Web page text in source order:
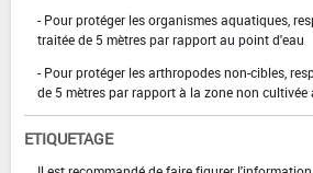
- Pour protéger les organismes aquatiques,
traitée de 5 mètres par rapport au point d'eau
- Pour protéger les arthropodes non-cibles,
de 5 mètres par rapport à la zone non cultivée
ETIQUETAGE